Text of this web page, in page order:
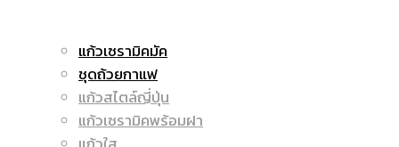
แก้วเซรามิคมัค
ชุดถ้วยกาแฟ
แก้วสไตล์ญี่ปุ่น
แก้วเซรามิคพร้อมฝา